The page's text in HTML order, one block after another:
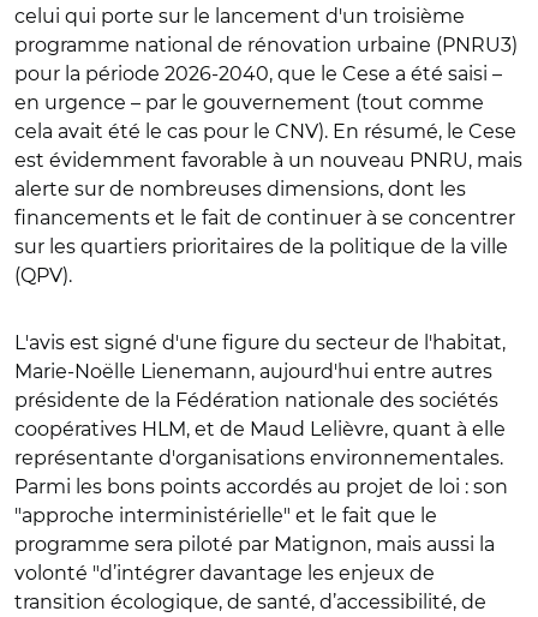
celui qui porte sur le lancement d'un troisième
programme national de rénovation urbaine (PNRU3)
pour la période 2026-2040, que le Cese a été saisi –
en urgence – par le gouvernement (tout comme
cela avait été le cas pour le CNV). En résumé, le Cese
est évidemment favorable à un nouveau PNRU, mais
alerte sur de nombreuses dimensions, dont les
financements et le fait de continuer à se concentrer
sur les quartiers prioritaires de la politique de la ville
(QPV).
L'avis est signé d'une figure du secteur de l'habitat,
Marie-Noëlle Lienemann, aujourd'hui entre autres
présidente de la Fédération nationale des sociétés
coopératives HLM, et de Maud Lelièvre, quant à elle
représentante d'organisations environnementales.
Parmi les bons points accordés au projet de loi : son
"approche interministérielle" et le fait que le
programme sera piloté par Matignon, mais aussi la
volonté "d’intégrer davantage les enjeux de
transition écologique, de santé, d’accessibilité, de